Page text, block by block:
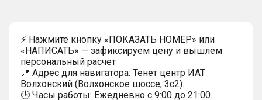
⚡ Нажмите кнопку «ПОКАЗАТЬ НОМЕР» или
«НАПИСАТЬ» — зафиксируем цену и вышлем
персональный расчет
📍 Адрес для навигатора: Тенет центр ИАТ
Волхонский (Волхонское шоссе, 3с2).
🕒 Часы работы: Ежедневно с 9:00 до 21:00.